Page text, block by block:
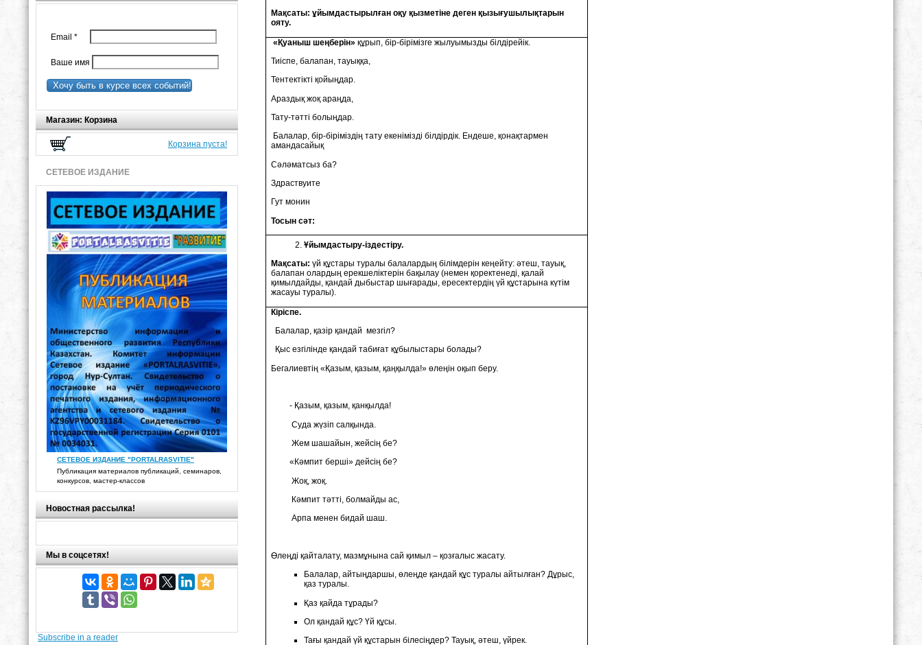
Email *
Ваше имя
Хочу быть в курсе всех событий!
Магазин: Корзина
Корзина пуста!
СЕТЕВОЕ ИЗДАНИЕ
СЕТЕВОЕ ИЗДАНИЕ "PORTALRASVITIE"
Публикация материалов публикаций, семинаров,
конкурсов, мастер-классов
Новостная рассылка!
Мы в соцсетях!
Subscribe in a reader
Мақсаты: ұйымдастырылған оқу қызметіне деген қызығушылықтарын
ояту.
«Қуаныш шеңберін»құрып, бір-бірімізге жылуымызды білдірейік.
Тиіспе, балапан, тауыққа,
Тентектікті қойыңдар.
Араздық жоқ араңда,
Тату-тәтті болыңдар.
Балалар, бір-біріміздің тату екенімізді білдірдік. Ендеше, қонақтармен
амандасайық
Сәләматсыз ба?
Здраствуите
Гут монин
Тосын сәт:
Ұйымдастыру-іздестіру.
Мақсаты:үй құстары туралы балалардың білімдерін кеңейту: әтеш, тауық,
балапан олардың ерекшеліктерін бақылау (немен қоректенеді, қалай
қимылдайды, қандай дыбыстар шығарады, ересектердің үй құстарына күтім
жасауы туралы).
Кіріспе.
Балалар, қазір қандай мезгіл?
Қыс езгілінде қандай табиғат құбылыстары болады?
Бегалиевтің «Қазым, қазым, қаңқылда!» өлеңін оқып беру.
- Қазым, қазым, қанқылда!
Суда жүзіп салқында.
Жем шашайын, жейсің бе?
«Кәмпит берші» дейсің бе?
Жоқ, жоқ.
Кәмпит тәтті, болмайды ас,
Арпа менен бидай шаш.
Өлеңді қайталату, мазмұнына сай қимыл – қозғалыс жасату.
Балалар, айтыңдаршы, өлеңде қандай құс туралы айтылған? Дұрыс,
қаз туралы.
Қаз қайда тұрады?
Ол қандай құс? Үй құсы.
Тағы қандай үй құстарын білесіңдер? Тауық, әтеш, үйрек.